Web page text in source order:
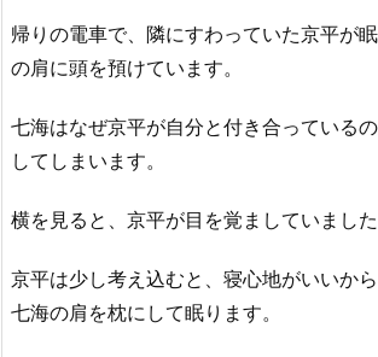
帰りの電車で、隣にすわっていた京平が
の肩に頭を預けています。
七海はなぜ京平が自分と付き合っている
してしまいます。
横を見ると、京平が目を覚ましていました
京平は少し考え込むと、寝心地がいいか
七海の肩を枕にして眠ります。